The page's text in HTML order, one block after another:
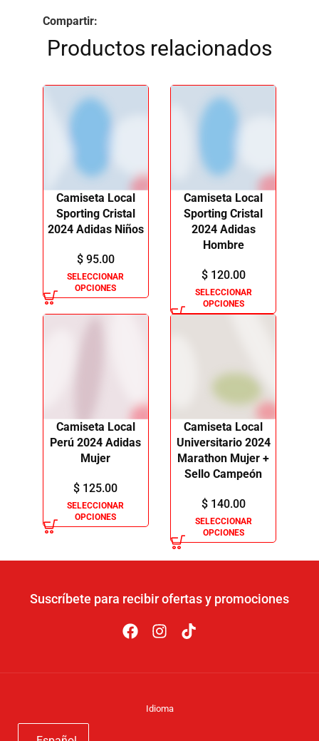
Compartir:
Productos relacionados
Camiseta Local
Sporting Cristal
2024 Adidas Niños
$95.00
SELECCIONAR
OPCIONES
Camiseta Local
Sporting Cristal
2024 Adidas
Hombre
$120.00
SELECCIONAR
OPCIONES
Camiseta Local
Perú 2024 Adidas
Mujer
$ 125.00
SELECCIONAR
OPCIONES
Camiseta Local
Universitario 2024
Marathon Mujer +
Sello Campeón
$140.00
SELECCIONAR
OPCIONES
Suscríbete para recibir ofertas y promociones
Idioma